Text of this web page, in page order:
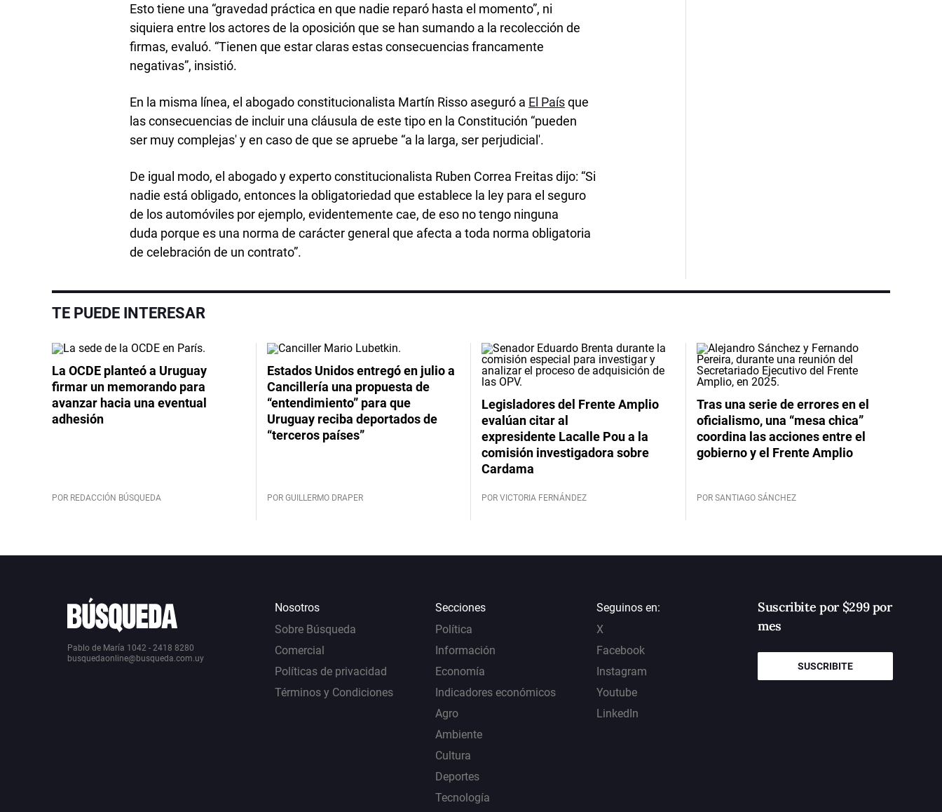
Esto tiene una “gravedad práctica en que nadie reparó hasta el momento”, ni
siquiera entre los actores de la oposición que se han sumando a la recolección de
firmas, evaluó. “Tienen que estar claras estas consecuencias francamente
negativas”, insistió.
En la misma línea, el abogado constitucionalista Martín Risso aseguró a El Paísque
las consecuencias de incluir una cláusula de este tipo en la Constitución “pueden
ser muy complejas' y en caso de que se apruebe “a la larga, ser perjudicial'.
De igual modo, el abogado y experto constitucionalista Ruben Correa Freitas dijo: “Si
nadie está obligado, entonces la obligatoriedad que establece la ley para el seguro
de los automóviles por ejemplo, evidentemente cae, de eso no tengo ninguna
duda porque es una norma de carácter general que afecta a toda norma obligatoria
de celebración de un contrato”.
TE PUEDE INTERESAR
La OCDE planteó a Uruguay
firmar un memorando para
avanzar hacia una eventual
adhesión
POR REDACCIÓN BÚSQUEDA
Estados Unidos entregó en julio a
Cancillería una propuesta de
“entendimiento” para que
Uruguay reciba deportados de
“terceros países”
POR GUILLERMO DRAPER
Legisladores del Frente Amplio
evalúan citar al
expresidente Lacalle Pou a la
comisión investigadora sobre
Cardama
POR VICTORIA FERNÁNDEZ
Tras una serie de errores en el
oficialismo, una “mesa chica”
coordina las acciones entre el
gobierno y el Frente Amplio
POR SANTIAGO SÁNCHEZ
Pablo de María 1042 - 2418 8280
busquedaonline@busqueda.com.uy
Nosotros
Sobre Búsqueda
Comercial
Políticas de privacidad
Términos y Condiciones
Secciones
Política
Información
Economía
Indicadores económicos
Agro
Ambiente
Cultura
Deportes
Tecnología
Seguinos en:
X
Facebook
Instagram
Youtube
LinkedIn
Suscribite por $299 por
mes
SUSCRIBITE